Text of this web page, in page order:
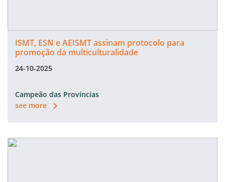
ISMT, ESN e AEISMT assinam protocolo para
promoção da multiculturalidade
24-10-2025
Campeão das Províncias
see more